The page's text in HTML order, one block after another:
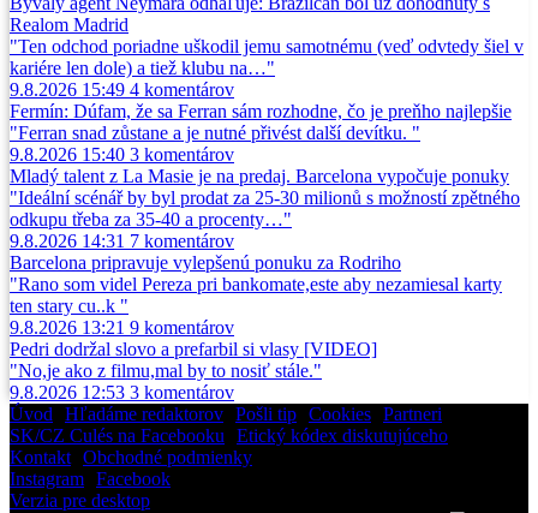
Realom Madrid
"Ten odchod poriadne uškodil jemu samotnému (veď odvtedy šiel v
kariére len dole) a tiež klubu na…"
9.8.2026 15:49 4 komentárov
Fermín: Dúfam, že sa Ferran sám rozhodne, čo je preňho najlepšie
"Ferran snad zůstane a je nutné přivést další devítku. "
9.8.2026 15:40 3 komentárov
Mladý talent z La Masie je na predaj. Barcelona vypočuje ponuky
"Ideální scénář by byl prodat za 25-30 milionů s možností zpětného
odkupu třeba za 35-40 a procenty…"
9.8.2026 14:31 7 komentárov
Barcelona pripravuje vylepšenú ponuku za Rodriho
"Rano som videl Pereza pri bankomate,este aby nezamiesal karty
ten stary cu..k "
9.8.2026 13:21 9 komentárov
Pedri dodržal slovo a prefarbil si vlasy [VIDEO]
"No,je ako z filmu,mal by to nosiť stále."
9.8.2026 12:53 3 komentárov
Úvod
Hľadáme redaktorov Pošli tip Cookies Partneri
SK/CZ Culés na Facebooku
Etický kódex diskutujúceho
Kontakt Obchodné podmienky
Instagram Facebook
Verzia pre desktop